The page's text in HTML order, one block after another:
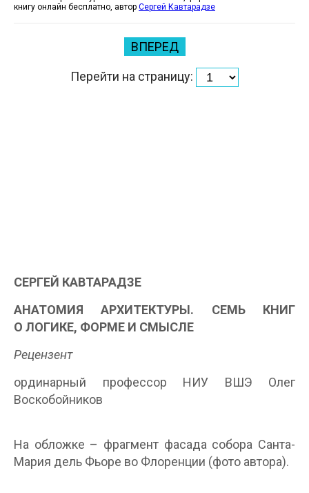
книгу онлайн бесплатно, автор Сергей Кавтарадзе
ВПЕРЕД
Перейти на страницу:
СЕРГЕЙ КАВТАРАДЗЕ
АНАТОМИЯ АРХИТЕКТУРЫ. СЕМЬ КНИГ
О ЛОГИКЕ, ФОРМЕ И СМЫСЛЕ
Рецензент
ординарный профессор НИУ ВШЭ Олег
Воскобойников
На обложке – фрагмент фасада собора Санта-
Мария дель Фьоре во Флоренции (фото автора).